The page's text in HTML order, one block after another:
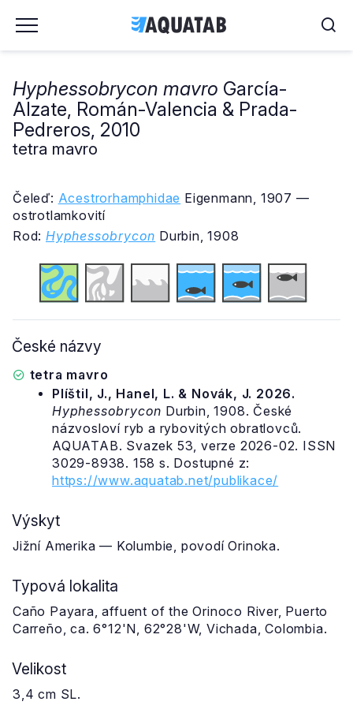
Hyphessobrycon mavro García-
Alzate, Román-Valencia & Prada-
Pedreros, 2010
tetra mavro
Čeleď: Acestrorhamphidae Eigenmann, 1907 —
ostrotlamkovití
Rod: Hyphessobrycon Durbin, 1908
České názvy
tetra mavro
Plíštil, J., Hanel, L. & Novák, J. 2026.
Hyphessobrycon Durbin, 1908. České
názvosloví ryb a rybovitých obratlovců.
AQUATAB. Svazek 53, verze 2026-02. ISSN
3029-8938. 158 s. Dostupné z:
https://www.aquatab.net/publikace/
Výskyt
Jižní Amerika — Kolumbie, povodí Orinoka.
Typová lokalita
Caño Payara, affuent of the Orinoco River, Puerto
Carreño, ca. 6°12'N, 62°28'W, Vichada, Colombia.
Velikost
3,4 cm SL.